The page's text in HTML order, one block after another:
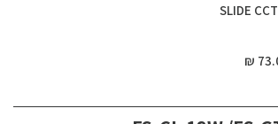
פאנל שקוע תקרה SLIDE CCT